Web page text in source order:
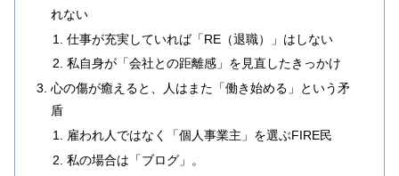
れない
仕事が充実していれば「RE（退職）」はしない
私自身が「会社との距離感」を見直したきっかけ
心の傷が癒えると、人はまた「働き始める」という矛
盾
雇われ人ではなく「個人事業主」を選ぶFIRE民
私の場合は「ブログ」。